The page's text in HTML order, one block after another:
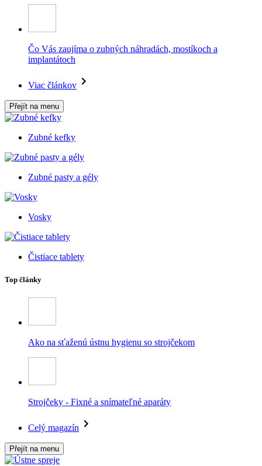
Čo Vás zaujíma o zubných náhradách, mostíkoch a
implantátoch
Viac článkov
Přejít na menu
Zubné kefky
Zubné pasty a gély
Vosky
Čistiace tablety
Top články
Ako na sťaženú ústnu hygienu so strojčekom
Strojčeky - Fixné a snímateľné aparáty
Celý magazín
Přejít na menu